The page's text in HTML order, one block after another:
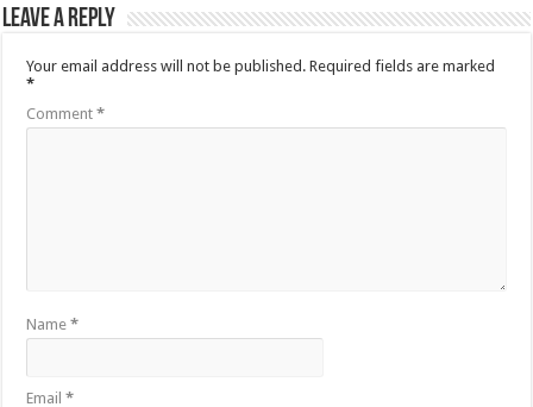
Leave a Reply
Your email address will not be published. Required fields are marked
*
Comment*
Name*
Email*